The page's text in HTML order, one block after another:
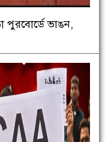
পুরবোর্ডে ভাঙন,